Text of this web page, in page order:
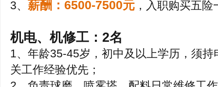
3、 薪酬：6500-7500元 ，入职购买五险
机电、机修工：2名
1、年龄35-45岁，初中及以上学历，须
关工作经验优先；